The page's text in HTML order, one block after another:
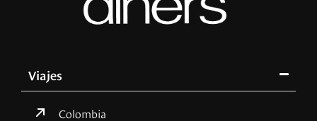
Viajes
Colombia